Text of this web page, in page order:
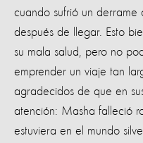
cuando sufrió un derrame
después de llegar. Esto
su mala salud, pero no
emprender un viaje tan
agradecidos de que en
atención: Masha falleció
estuviera en el mundo